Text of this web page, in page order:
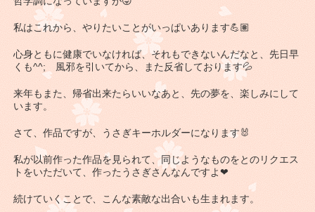
私はこれから、やりたいことがいっぱいあります💪🏽
心身ともに健康でいなければ、それもできないんだなと、先日早
くも^^; 風邪を引いてから、また反省しております💦
来年もまた、帰省出来たらいいなあと、先の夢を、楽しみにして
います。
さて、作品ですが、うさぎキーホルダーになります🐰
私が以前作った作品を見られて、同じようなものをとのリクエス
トをいただいて、作ったうさぎさんなんですよ❤
続けていくことで、こんな素敵な出合いも生まれます。